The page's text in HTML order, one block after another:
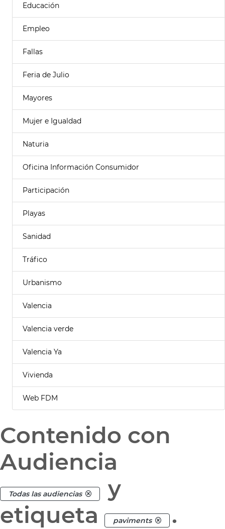
Educación
Empleo
Fallas
Feria de Julio
Mayores
Mujer e Igualdad
Naturia
Oficina Información Consumidor
Participación
Playas
Sanidad
Tráfico
Urbanismo
Valencia
Valencia verde
Valencia Ya
Vivienda
Web FDM
Contenido con
Audiencia
Todas las audiencias
y
etiqueta
paviments .